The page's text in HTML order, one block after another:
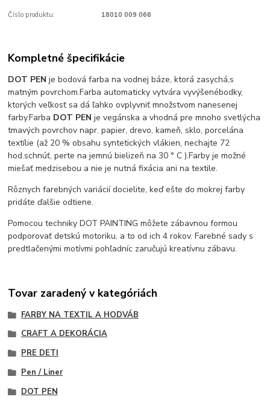
Číslo produktu: 18010 009 066
Kompletné špecifikácie
DOT PEN je bodová farba na vodnej báze, ktorá zasychá,s
matným povrchom.Farba automaticky vytvára vyvýšenébodky,
ktorých veľkosť sa dá ľahko ovplyvniť množstvom nanesenej
farby.Farba DOT PEN je vegánska a vhodná pre mnoho svetlýcha
tmavých povrchov napr. papier, drevo, kameň, sklo, porcelána
textílie (až 20 % obsahu syntetických vlákien, nechajte 72
hod.schnúť, perte na jemnú bielizeň na 30 ° C ).Farby je možné
miešať medzisebou a nie je nutná fixácia ani na textile.
Rôznych farebných variácií docielite, keď ešte do mokrej farby
pridáte ďalšie odtiene.
Pomocou techniky DOT PAINTING môžete zábavnou formou
podporovať detskú motoriku, a to od ich 4 rokov. Farebné sady s
predtlačenými motívmi pohľadníc zaručujú kreatívnu zábavu.
Tovar zaradený v kategóriách
FARBY NA TEXTIL A HODVÁB
CRAFT A DEKORÁCIA
PRE DETI
Pen / Liner
DOT PEN